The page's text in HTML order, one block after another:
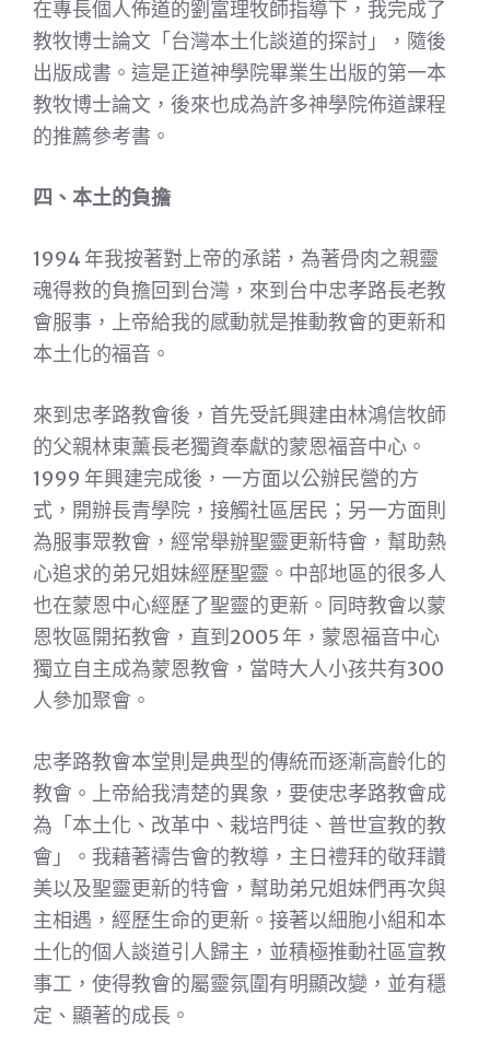
在專長個人佈道的劉富理牧師指導下，我完成了
教牧博士論文「台灣本土化談道的探討」，隨後
出版成書。這是正道神學院畢業生出版的第一本
教牧博士論文，後來也成為許多神學院佈道課程
的推薦參考書。
四、本土的負擔
1994 年我按著對上帝的承諾，為著骨肉之親靈
魂得救的負擔回到台灣，來到台中忠孝路長老教
會服事，上帝給我的感動就是推動教會的更新和
本土化的福音。
來到忠孝路教會後，首先受託興建由林鴻信牧師
的父親林東薰長老獨資奉獻的蒙恩福音中心。
1999 年興建完成後，一方面以公辦民營的方
式，開辦長青學院，接觸社區居民；另一方面則
為服事眾教會，經常舉辦聖靈更新特會，幫助熱
心追求的弟兄姐妹經歷聖靈。中部地區的很多人
也在蒙恩中心經歷了聖靈的更新。同時教會以蒙
恩牧區開拓教會，直到2005 年，蒙恩福音中心
獨立自主成為蒙恩教會，當時大人小孩共有300
人參加聚會。
忠孝路教會本堂則是典型的傳統而逐漸高齡化的
教會。上帝給我清楚的異象，要使忠孝路教會成
為「本土化、改革中、栽培門徒、普世宣教的教
會」。我藉著禱告會的教導，主日禮拜的敬拜讚
美以及聖靈更新的特會，幫助弟兄姐妹們再次與
主相遇，經歷生命的更新。接著以細胞小組和本
土化的個人談道引人歸主，並積極推動社區宣教
事工，使得教會的屬靈氛圍有明顯改變，並有穩
定、顯著的成長。